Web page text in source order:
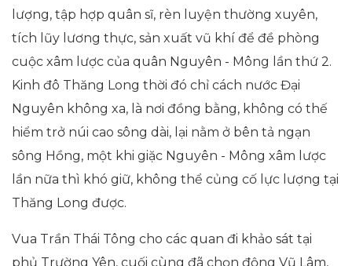
lượng, tập hợp quân sĩ, rèn luyện thường xuyên,
tích lũy lương thực, sản xuất vũ khí để đề phòng
cuộc xâm lược của quân Nguyên - Mông lần thứ 2.
Kinh đô Thăng Long thời đó chỉ cách nước Đại
Nguyên không xa, là nơi đồng bằng, không có thế
hiểm trở núi cao sông dài, lại nằm ở bên tả ngạn
sông Hồng, một khi giặc Nguyên - Mông xâm lược
lần nữa thì khó giữ, không thể củng cố lực lượng tại
Thăng Long được.
Vua Trần Thái Tông cho các quan đi khảo sát tại
phủ Trường Yên, cuối cùng đã chọn động Vũ Lâm,